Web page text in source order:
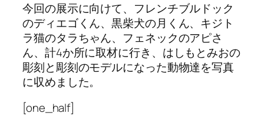
今回の展示に向けて、フレンチブルドック
のディエゴくん、黒柴犬の月くん、キジト
ラ猫のタラちゃん、フェネックのアピさ
ん、計4か所に取材に行き、はしもとみおの
彫刻と彫刻のモデルになった動物達を写真
に収めました。
[one_half]